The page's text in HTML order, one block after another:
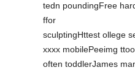
tedn poundingFree
ffor
sculptingHttest ollege
xxxx mobilePeeimg ttoo
often toddlerJames